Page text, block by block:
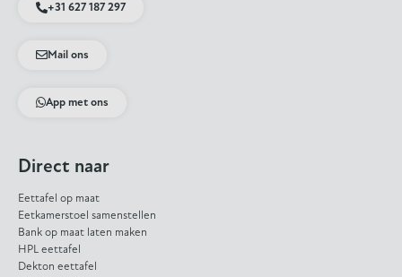
+31 627 187 297
Mail ons
App met ons
Direct naar
Eettafel op maat
Eetkamerstoel samenstellen
Bank op maat laten maken
HPL eettafel
Dekton eettafel